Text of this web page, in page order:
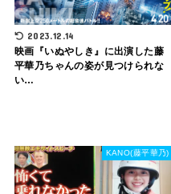
2023.12.14
映画『いぬやしき』に出演した藤
平華乃ちゃんの姿が見つけられな
い…
KANO(藤平華乃)